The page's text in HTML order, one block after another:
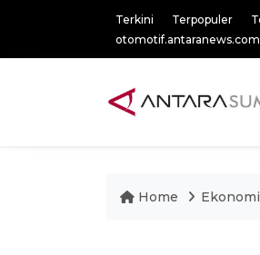
Terkini Terpopuler
otomotif.antaranews.com
Home